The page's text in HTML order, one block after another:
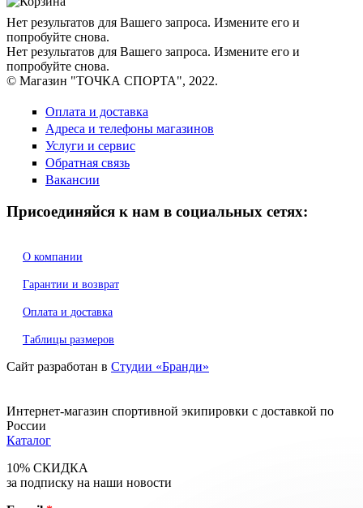
Нет результатов для Вашего запроса. Измените его и
попробуйте снова.
Нет результатов для Вашего запроса. Измените его и
попробуйте снова.
© Магазин "ТОЧКА СПОРТА", 2022.
Оплата и доставка
Адреса и телефоны магазинов
Услуги и сервис
Обратная связь
Вакансии
Присоединяйся к нам в социальных сетях:
О компании
Гарантии и возврат
Оплата и доставка
Таблицы размеров
Сайт разработан в Студии «Бранди»
Интернет-магазин спортивной экипировки с доставкой по
России
Каталог
10% СКИДКА
за подписку на наши новости